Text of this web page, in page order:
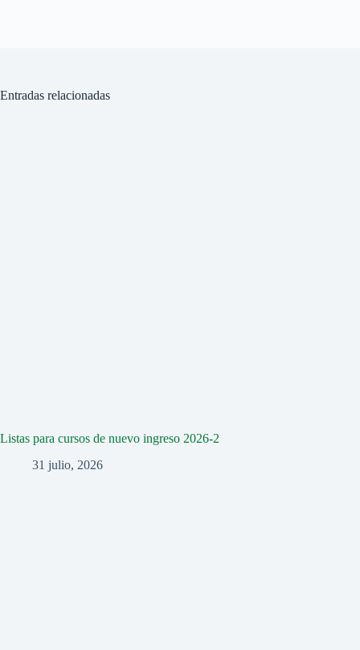
Entradas relacionadas
Listas para cursos de nuevo ingreso 2026-2
31 julio, 2026